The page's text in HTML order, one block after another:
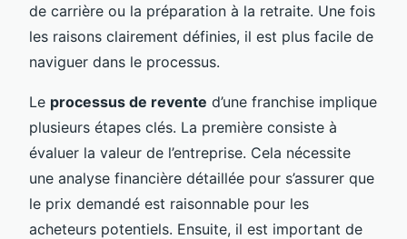
de carrière ou la préparation à la retraite. Une fois
les raisons clairement définies, il est plus facile de
naviguer dans le processus.
Le processus de revente d’une franchise implique
plusieurs étapes clés. La première consiste à
évaluer la valeur de l’entreprise. Cela nécessite
une analyse financière détaillée pour s’assurer que
le prix demandé est raisonnable pour les
acheteurs potentiels. Ensuite, il est important de